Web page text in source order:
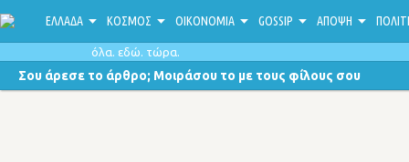
ΕΛΛΑΔΑ ΚΟΣΜΟΣ ΟΙΚΟΝΟΜΙΑ GOSSIP ΑΠΟΨΗ
όλα. εδώ. τώρα.
Σου άρεσε το άρθρο; Μοιράσου το με τους φίλους σου